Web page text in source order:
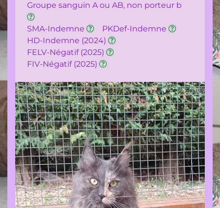
Groupe sanguin A ou AB, non porteur b
SMA-Indemne
PKDef-Indemne
HD-Indemne (2024)
FELV-Négatif (2025)
FIV-Négatif (2025)